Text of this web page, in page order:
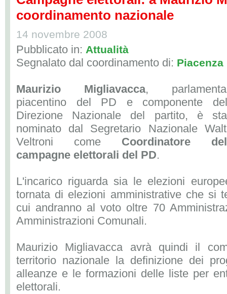
coordinamento nazionale
14 novembre 2008
Pubblicato in: Attualità
Segnalato dal coordinamento di: Piacenza
Maurizio Migliavacca,
piacentino del PD e componente
Direzione Nazionale del partito, è
nominato dal Segretario Nazionale
Veltroni come Coordinatore
campagne elettorali del PD.
L'incarico riguarda sia le elezioni
tornata di elezioni amministrative che si
cui andranno al voto oltre 70
Amministrazioni Comunali.
Maurizio Migliavacca avrà quindi il
territorio nazionale la definizione dei
alleanze e le formazioni delle liste per
elettorali.